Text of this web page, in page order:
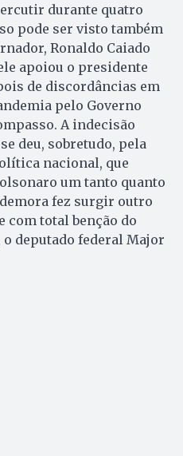
durante quatro
pode ser visto também
Ronaldo Caiado
apoiou o presidente
de discordâncias em
pelo Governo
A indecisão
deu, sobretudo, pela
nacional, que
um tanto quanto
fez surgir outro
com total benção do
deputado federal Major